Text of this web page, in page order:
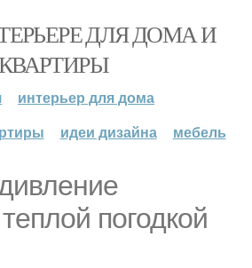
ДЛЯ ДОМА И
интерьер для дома
идеи дизайна мебель
погодкой